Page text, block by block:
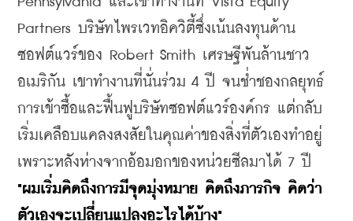
Partners บริษัทไพรเวทอิควิตี้ซึ่งเน้นลงทุนด้าน
ซอฟต์แวร์ของ Robert Smith เศรษฐีพันล้านชาว
อเมริกัน เขาทำงานที่นั่นร่วม 4 ปี จนช่ำชองกลยุทธ์
การเข้าซื้อและฟื้นฟูบริษัทซอฟต์แวร์องค์กร แต่กลับ
เริ่มเคลือบแคลงสงสัยในคุณค่าของสิ่งที่ตัวเองทำอยู่
"ผมเริ่มคิดถึงการมีจุดมุ่งหมาย คิดถึงภารกิจ คิดว่า
ตัวเองจะเปลี่ยนแปลงอะไรได้บ้าง"